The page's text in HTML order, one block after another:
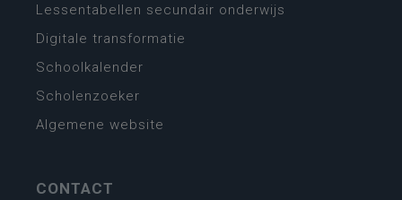
Lessentabellen secundair onderwijs
Digitale transformatie
Schoolkalender
Scholenzoeker
Algemene website
CONTACT